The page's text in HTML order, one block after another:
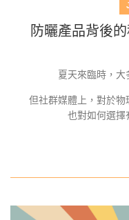
防曬產品背後
夏天來臨時，大
但社群媒體上，對於
也對如何選擇